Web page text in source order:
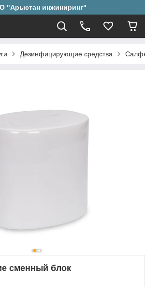
"Арыстан инжиниринг"
Дезинфицирующие средства
сменный блок